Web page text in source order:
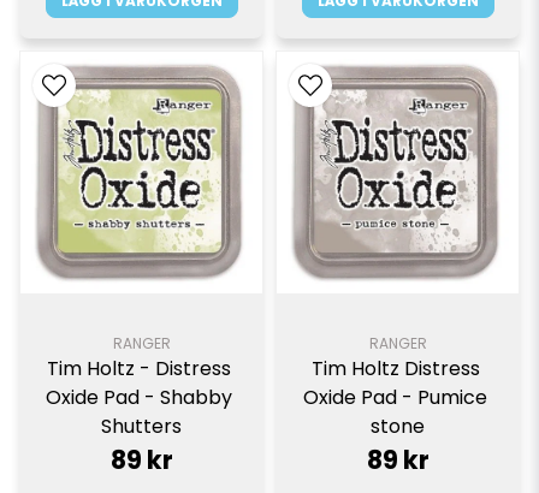
RANGER
Tim Holtz - Distress
Oxide Pad - Shabby
Shutters
89 kr
RANGER
Tim Holtz Distress
Oxide Pad - Pumice
stone
89 kr